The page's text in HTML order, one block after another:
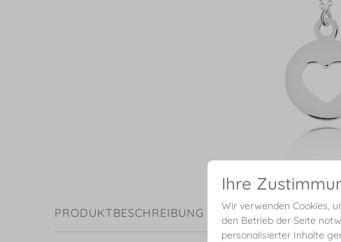
PRODUKTBESCHREIBUNG
Ihre
Wir verwenden Cookies,
den Betrieb der Seite
personalisierter Inhalte